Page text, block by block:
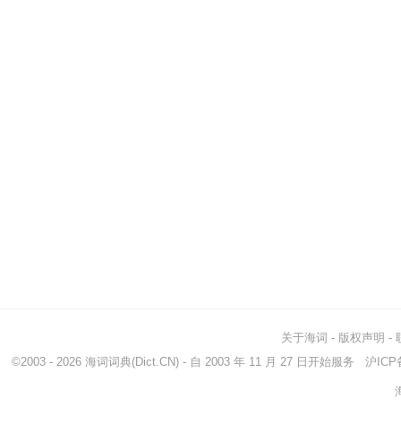
关于海词 - 版权声明 -
©2003 - 2026 海词词典(Dict.CN) - 自 2003 年 11 月 27 日开始服务 沪ICP